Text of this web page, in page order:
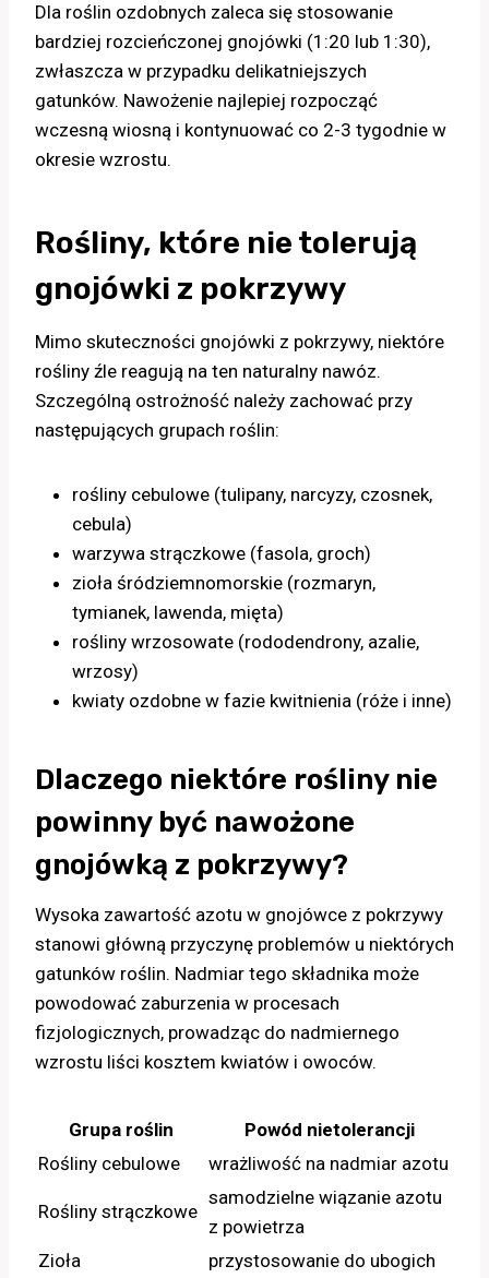
Dla roślin ozdobnych zaleca się stosowanie
bardziej rozcieńczonej gnojówki (1:20 lub 1:30),
zwłaszcza w przypadku delikatniejszych
gatunków. Nawożenie najlepiej rozpocząć
wczesną wiosną i kontynuować co 2-3 tygodnie w
okresie wzrostu.
Rośliny, które nie tolerują
gnojówki z pokrzywy
Mimo skuteczności gnojówki z pokrzywy, niektóre
rośliny źle reagują na ten naturalny nawóz.
Szczególną ostrożność należy zachować przy
następujących grupach roślin:
rośliny cebulowe (tulipany, narcyzy, czosnek,
cebula)
warzywa strączkowe (fasola, groch)
zioła śródziemnomorskie (rozmaryn,
tymianek, lawenda, mięta)
rośliny wrzosowate (rododendrony, azalie,
wrzosy)
kwiaty ozdobne w fazie kwitnienia (róże i inne)
Dlaczego niektóre rośliny nie
powinny być nawożone
gnojówką z pokrzywy?
Wysoka zawartość azotu w gnojówce z pokrzywy
stanowi główną przyczynę problemów u niektórych
gatunków roślin. Nadmiar tego składnika może
powodować zaburzenia w procesach
fizjologicznych, prowadząc do nadmiernego
wzrostu liści kosztem kwiatów i owoców.
Grupa roślin
Powód nietolerancji
Rośliny cebulowe
wrażliwość na nadmiar azotu
Rośliny strączkowe
samodzielne wiązanie azotu
z powietrza
Zioła
przystosowanie do ubogich